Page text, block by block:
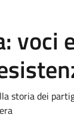
voci
storia dei